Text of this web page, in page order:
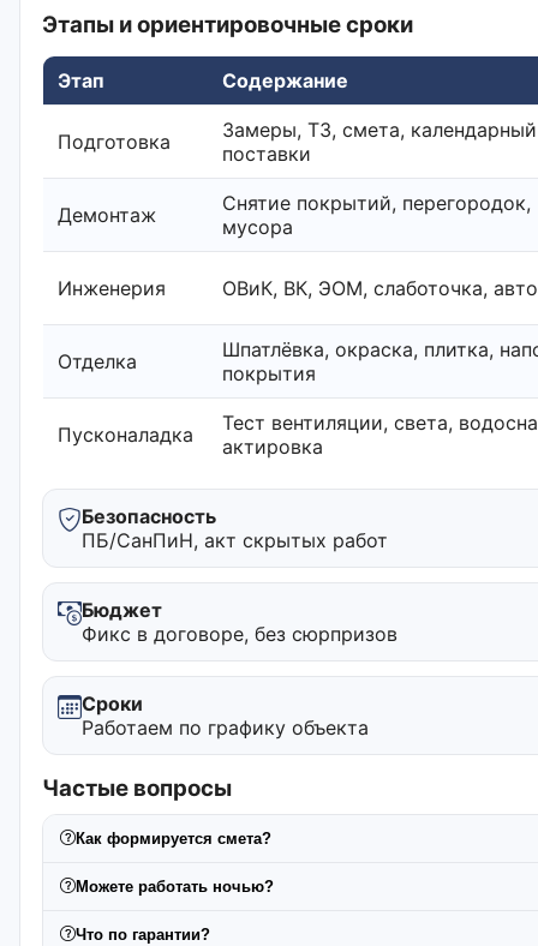
Этапы и ориентировочные сроки
Этап Содержание
Подготовка
Замеры, ТЗ, смета,
поставки
Демонтаж
Снятие покрытий, перегородок,
мусора
Инженерия ОВиК, ВК, ЭОМ, слаботочка,
Отделка
Шпатлёвка, окраска, плитка,
покрытия
Пусконаладка
Тест вентиляции, света,
актировка
Безопасность
ПБ/СанПиН, акт скрытых работ
Бюджет
Фикс в договоре, без сюрпризов
Сроки
Работаем по графику объекта
Частые вопросы
Как формируется смета?
Можете работать ночью?
Что по гарантии?